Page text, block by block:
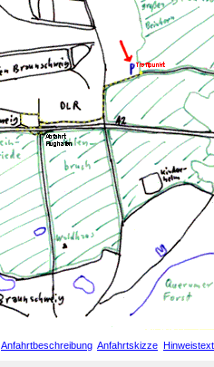
Anfahrtbeschreibung Anfahrtskizze Hinweistext